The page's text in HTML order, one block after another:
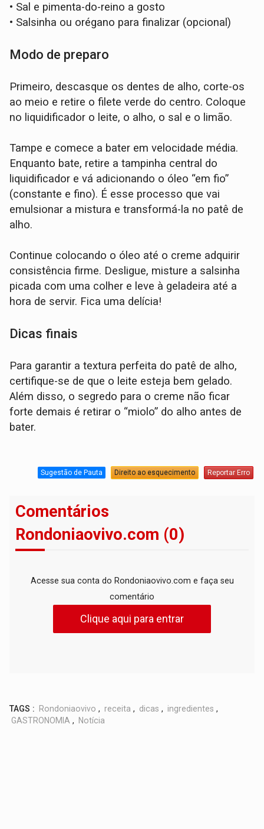
• Sal e pimenta-do-reino a gosto
• Salsinha ou orégano para finalizar (opcional)
Modo de preparo
Primeiro, descasque os dentes de alho, corte-os
ao meio e retire o filete verde do centro. Coloque
no liquidificador o leite, o alho, o sal e o limão.
Tampe e comece a bater em velocidade média.
Enquanto bate, retire a tampinha central do
liquidificador e vá adicionando o óleo “em fio”
(constante e fino). É esse processo que vai
emulsionar a mistura e transformá-la no patê de
alho.
Continue colocando o óleo até o creme adquirir
consistência firme. Desligue, misture a salsinha
picada com uma colher e leve à geladeira até a
hora de servir. Fica uma delícia!
Dicas finais
Para garantir a textura perfeita do patê de alho,
certifique-se de que o leite esteja bem gelado.
Além disso, o segredo para o creme não ficar
forte demais é retirar o “miolo” do alho antes de
bater.
Sugestão de Pauta Direito ao esquecimento Reportar Erro
Comentários
Rondoniaovivo.com (0)
Acesse sua conta do Rondoniaovivo.com e faça seu
comentário
Clique aqui para entrar
TAGS : Rondoniaovivo , receita , dicas , ingredientes ,
GASTRONOMIA , Notícia